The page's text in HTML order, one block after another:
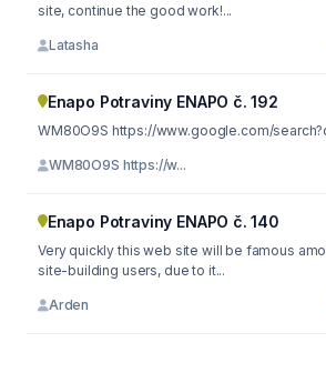
site, continue the good work!...
Latasha
Enapo Potraviny ENAPO č. 192
WM80O9S https://www.google.com/
WM80O9S https://w...
Enapo Potraviny ENAPO č. 140
Very quickly this web site will be famous
site-building users, due to it...
Arden